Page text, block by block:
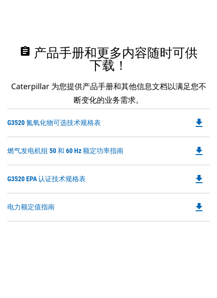
assignment 产品手册和更多内容随时可供
下载！
Caterpillar 为您提供产品手册和其他信息文档以满足您不
断变化的业务需求。
G3520 氮氧化物可选技术规格表
a
file_download
燃气发电机组 50 和 60 Hz 额定功率指南
a
file_download
G3520 EPA 认证技术规格表
a
file_download
电力额定值指南 file_download